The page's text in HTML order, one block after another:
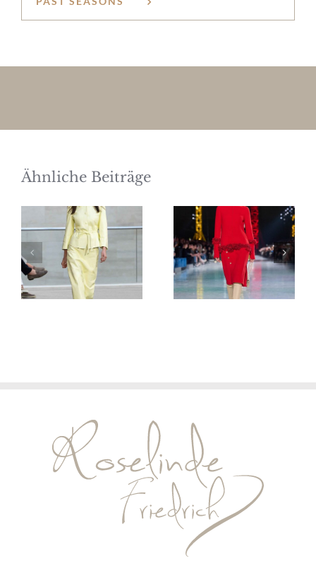
Ähnliche Beiträge
Marc Cain
begeistert auf
der Fashion
Week in
Berlin – A
Quiet
Chanel
fall/winter
26/27 Paris